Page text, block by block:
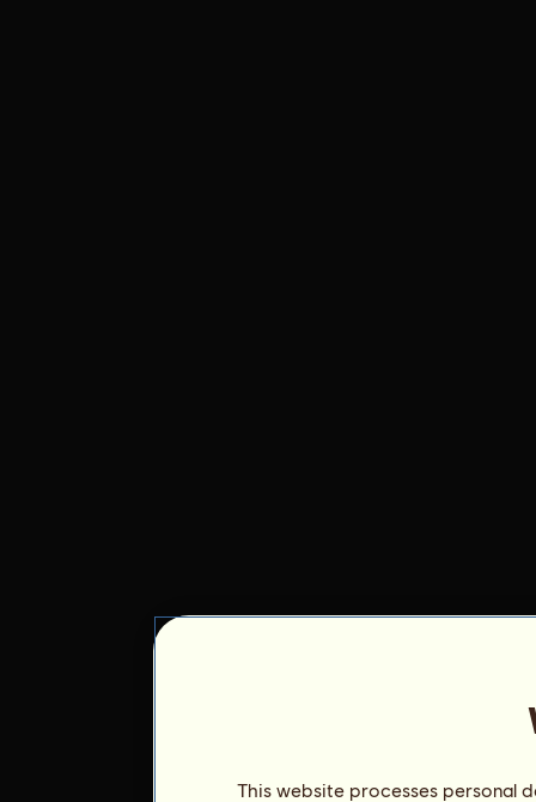
This website processes personal